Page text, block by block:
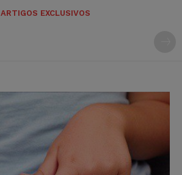
ARTIGOS EXCLUSIVOS